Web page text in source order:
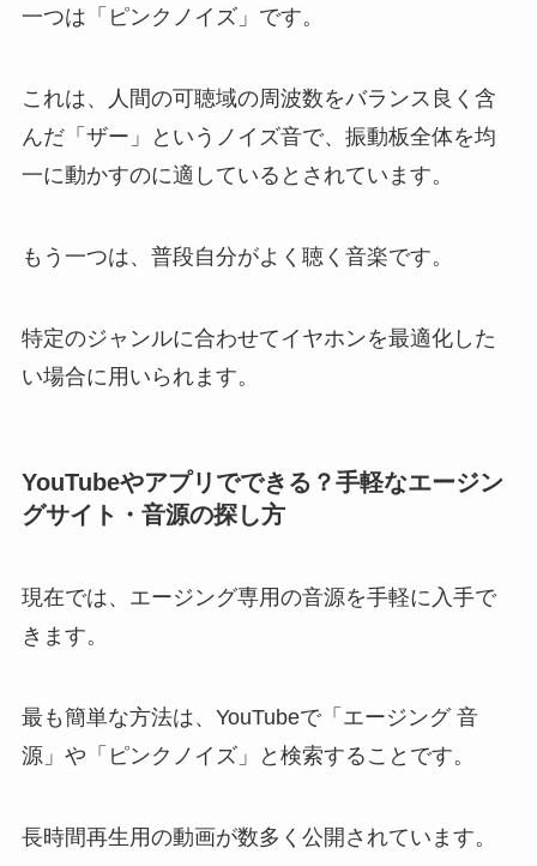
一つは「ピンクノイズ」です。
これは、人間の可聴域の周波数をバランス良く含
んだ「ザー」というノイズ音で、振動板全体を均
一に動かすのに適しているとされています。
もう一つは、普段自分がよく聴く音楽です。
特定のジャンルに合わせてイヤホンを最適化した
い場合に用いられます。
YouTubeやアプリでできる？手軽なエージン
グサイト・音源の探し方
現在では、エージング専用の音源を手軽に入手で
きます。
最も簡単な方法は、YouTubeで「エージング 音
源」や「ピンクノイズ」と検索することです。
長時間再生用の動画が数多く公開されています。